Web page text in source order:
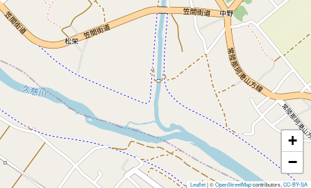
+
−
Leaflet|©OpenStreetMapcontributors, CC-BY-SA